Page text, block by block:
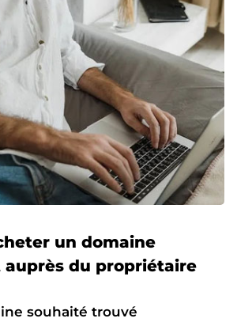
un domaine
du propriétaire
souhaité trouvé